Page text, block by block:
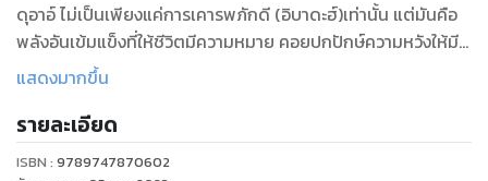
ดุอาอ์ ไม่เป็นเพียงแค่การเคารพภักดี (อิบาดะฮ์)เท่านั้น แต่มันคือ
พลังอันเข้มแข็งที่ให้ชีวิตมีความหมาย คอยปกปักษ์ความหวังให้มี
อยู่ในก้นบึ้งของมนุษย์ตลอดไป หากอัลกุรอานคือพจนารถของพระ
ของปวงบ่าวต่อพระผู้สร้าง
หนังสือ “ดุอาอ์ในมิติของอะฮ์ลุลบัยต์” เป็นผลงานอันทรงคุณค่า
แสดงมากขึ้น
รายละเอียด
ISBN : 9789747870602